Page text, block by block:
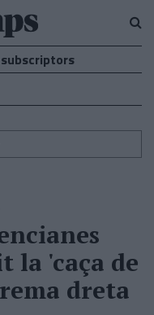
la 'caça de
dreta